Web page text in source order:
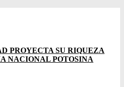
PROYECTA SU RIQUEZA
NACIONAL POTOSINA